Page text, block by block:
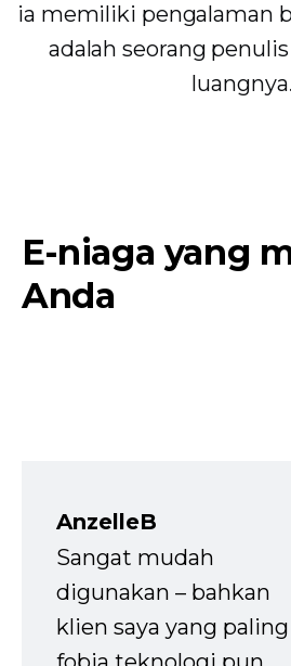
ia memiliki pengalaman
adalah seorang
luangnya.
E-niaga yang
Anda
AnzelleB
Sangat mudah
digunakan – bahkan
klien saya yang paling